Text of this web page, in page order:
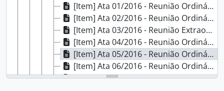
[Item] Ata 01/2016 - Reunião Ordinária
[Item] Ata 02/2016 - Reunião Ordinária
[Item] Ata 03/2016 - Reunião Extraordinária
[Item] Ata 04/2016 - Reunião Ordinária
[Item] Ata 05/2016 - Reunião Ordinária
[Item] Ata 06/2016 - Reunião Ordinária
[Item] Ata 07/2016 - Reunião Extraordinária